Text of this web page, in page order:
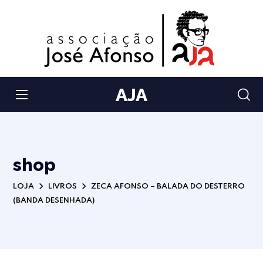
AJA
shop
LOJA LIVROS
ZECA AFONSO – BALADA DO DESTERRO
(BANDA DESENHADA)